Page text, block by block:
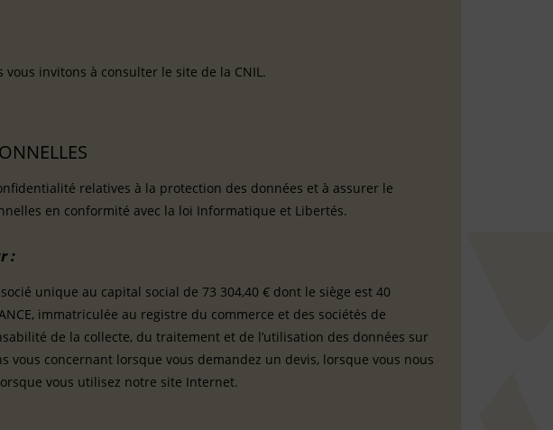
invitons à consulter le site de la CNIL.
relatives à la protection des données et à assurer le
en conformité avec la loi Informatique et Libertés.
:
unique au capital social de 73 304,40 € dont le siège est 40
immatriculée au registre du commerce et des sociétés de
de la collecte, du traitement et de l’utilisation des données sur
concernant lorsque vous demandez un devis, lorsque vous nous
vous utilisez notre site Internet.